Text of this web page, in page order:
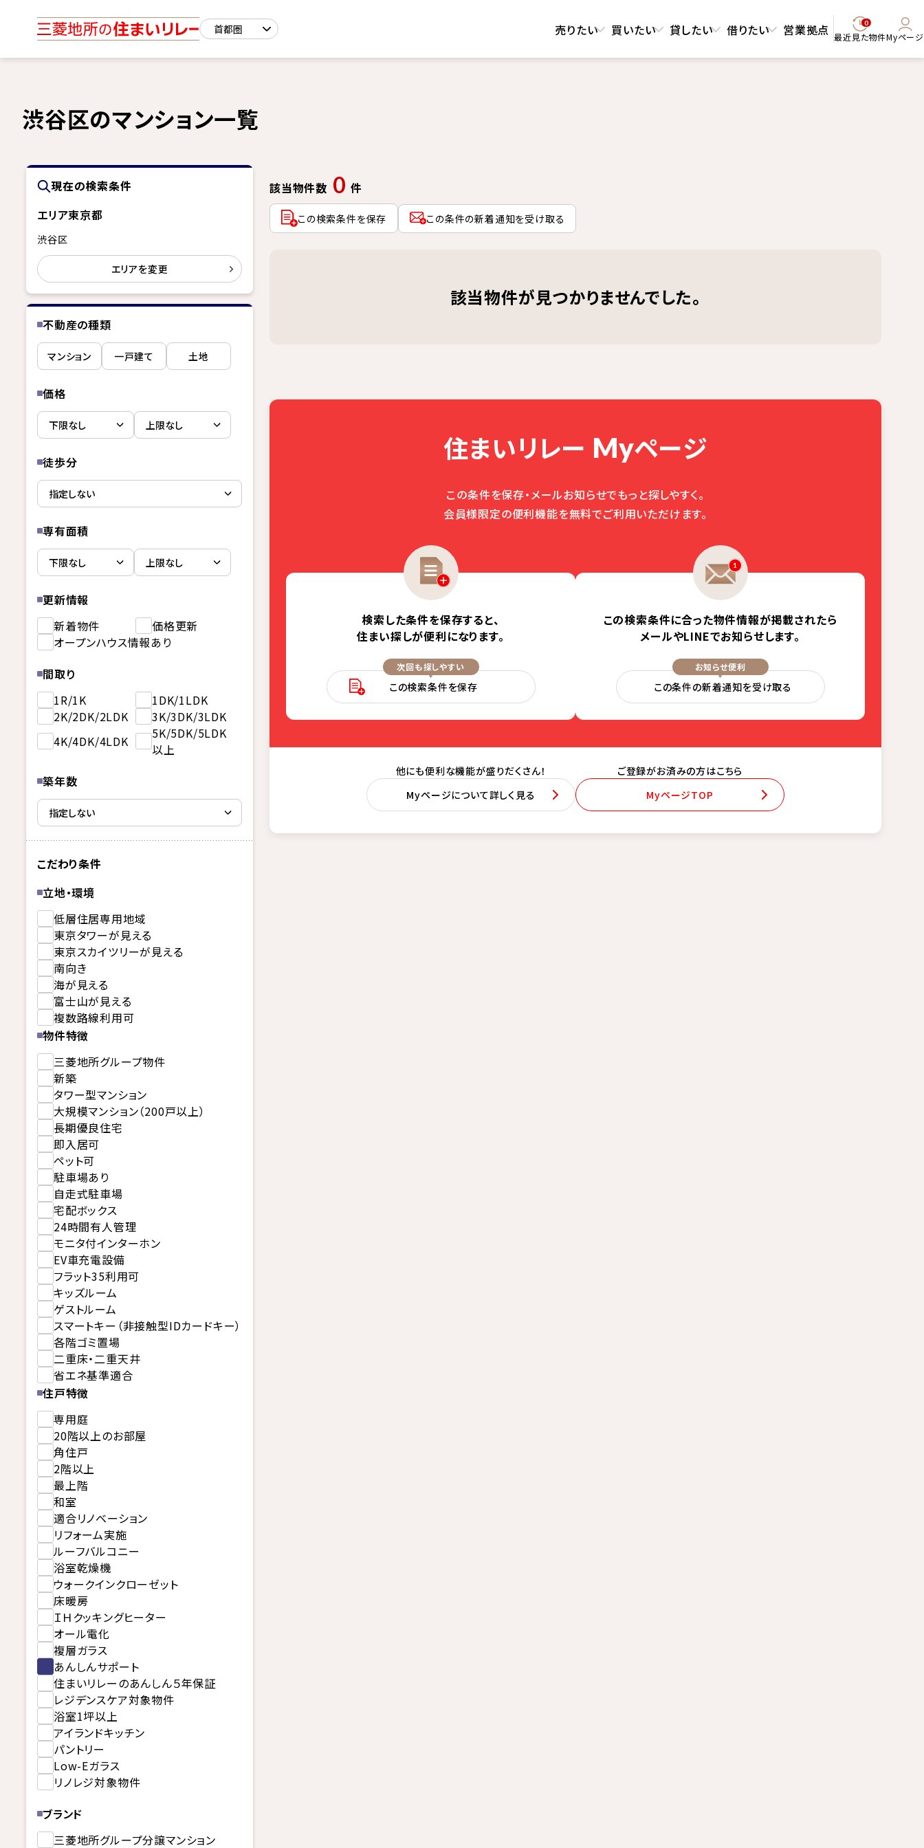
売りたい 買いたい 貸したい 借りたい 営業拠点 0
最近見た物件Myページ
渋谷区のマンション一覧
現在の検索条件
エリア東京都
渋谷区
エリアを変更
不動産の種類
マンション 一戸建て 土地
価格
徒歩分
専有面積
更新情報
新着物件
価格更新
オープンハウス情報あり
間取り
1R/1K
1DK/1LDK
2K/2DK/2LDK
3K/3DK/3LDK
4K/4DK/4LDK
5K/5DK/5LDK
以上
築年数
こだわり条件
立地・環境
低層住居専用地域
東京タワーが見える
東京スカイツリーが見える
南向き
海が見える
富士山が見える
複数路線利用可
物件特徴
三菱地所グループ物件
新築
タワー型マンション
大規模マンション（200戸以上）
長期優良住宅
即入居可
ペット可
駐車場あり
自走式駐車場
宅配ボックス
24時間有人管理
モニタ付インターホン
EV車充電設備
フラット35利用可
キッズルーム
ゲストルーム
スマートキー（非接触型IDカードキー）
各階ゴミ置場
二重床・二重天井
省エネ基準適合
住戸特徴
専用庭
20階以上のお部屋
角住戸
2階以上
最上階
和室
適合リノベーション
リフォーム実施
ルーフバルコニー
浴室乾燥機
ウォークインクローゼット
床暖房
ＩＨクッキングヒーター
オール電化
複層ガラス
あんしんサポート
住まいリレーのあんしん５年保証
レジデンスケア対象物件
浴室1坪以上
アイランドキッチン
パントリー
Low-Eガラス
リノレジ対象物件
ブランド
三菱地所グループ分譲マンション
該当物件数 0 件
この検索条件を保存 この条件の新着通知を受け取る
該当物件が見つかりませんでした。
住まいリレー Myページ
この条件を保存・メールお知らせでもっと探しやすく。
会員様限定の便利機能を無料でご利用いただけます。
検索した条件を保存すると、
住まい探しが便利になります。
次回も探しやすい
この検索条件を保存
この検索条件に合った物件情報が掲載されたら
メールやLINEでお知らせします。
お知らせ便利
この条件の新着通知を受け取る
他にも便利な機能が盛りだくさん！
Myページについて詳しく見る
ご登録がお済みの方はこちら
MyページTOP